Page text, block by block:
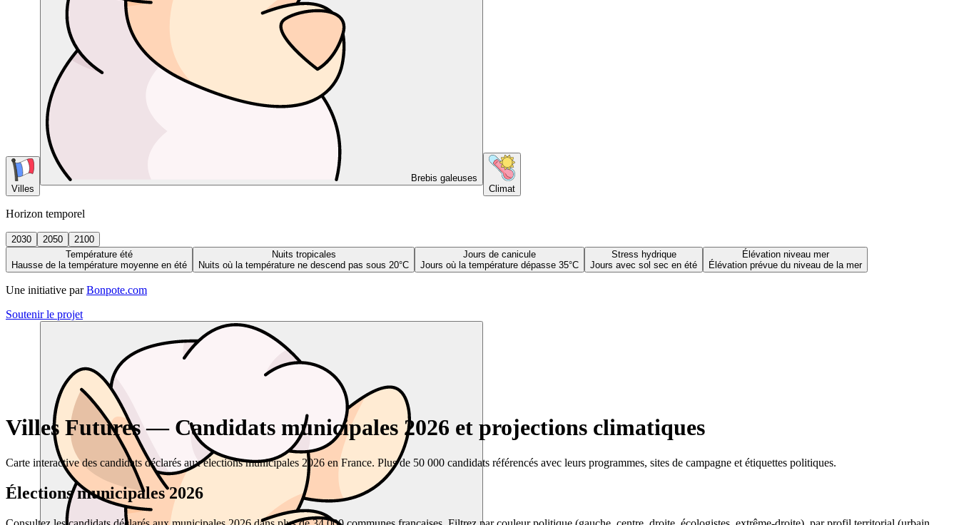
Villes
Brebis galeuses
Climat
Horizon temporel
2030 2050
2100
Température été
Hausse de la température moyenne en été
Nuits tropicales
Nuits où la température ne descend pas sous 20°C
Jours de canicule
Jours où la température dépasse 35°C
Stress hydrique
Jours avec sol sec en été
Élévation niveau mer
Élévation prévue du niveau de la mer
Une initiative par Bonpote.com
Soutenir le projet
Villes Futures — Candidats municipales 2026 et projections climatiques
Carte interactive des candidats déclarés aux élections municipales 2026 en France. Plus de 50 000 candidats référencés avec leurs programmes, sites de campagne et étiquettes politiques.
Élections municipales 2026